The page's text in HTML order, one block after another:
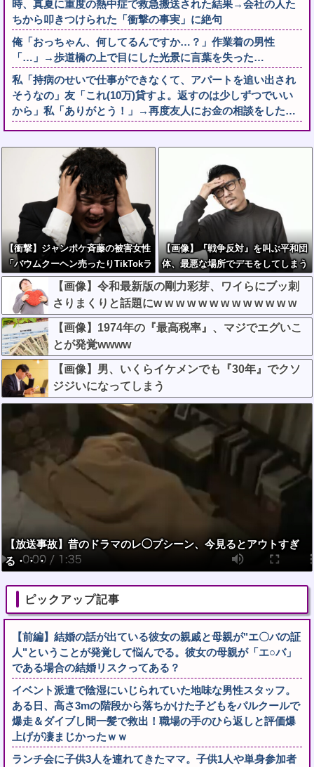
時、真夏に重度の熱中症で救急搬送された結果→会社の人た
ちから叩きつけられた「衝撃の事実」に絶句
俺「おっちゃん、何してるんですか…？」作業着の男性
「…」→歩道橋の上で目にした光景に言葉を失った…
私「持病のせいで仕事ができなくて、アパートを追い出され
そうなの」友「これ(10万)貸すよ。返すのは少しずつでいい
から」私「ありがとう！」→再度友人にお金の相談をした…
【衝撃】ジャンポケ斉藤の被害女性
「バウムクーヘン売ったりTikTokラ
イブしててムカついたから示談しな
かった」←コレってさ…
【画像】『戦争反対』を叫ぶ平和団
体、最悪な場所でデモをしてしまう
【画像】令和最新版の剛力彩芽、ワイらにブッ刺
さりまくりと話題にw w w w w w w w w w w w w
【画像】1974年の『最高税率』、マジでエグいこ
とが発覚wwww
【画像】男、いくらイケメンでも『30年』でクソ
ジジいになってしまう
【放送事故】昔のドラマのレ◯プシーン、今見るとアウトすぎ
る・・・
ピックアップ記事
【前編】結婚の話が出ている彼女の親戚と母親が"エ〇バの証
人"ということが発覚して悩んでる。彼女の母親が「エ○バ」
である場合の結婚リスクってある？
イベント派遣で陰湿にいじられていた地味な男性スタッフ。
ある日、高さ3mの階段から落ちかけた子どもをパルクールで
爆走＆ダイブし間一髪で救出！職場の手のひら返しと評価爆
上げが凄まじかったｗｗ
ランチ会に子供3人を連れてきたママ。子供1人や単身参加者